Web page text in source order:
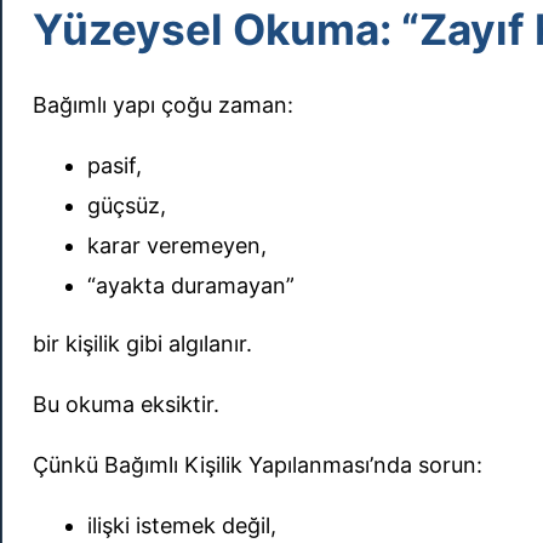
Yüzeysel Okuma: “Zayıf
Bağımlı yapı çoğu zaman:
pasif,
güçsüz,
karar veremeyen,
“ayakta duramayan”
bir kişilik gibi algılanır.
Bu okuma eksiktir.
Çünkü Bağımlı Kişilik Yapılanması’nda sorun:
ilişki istemek değil,